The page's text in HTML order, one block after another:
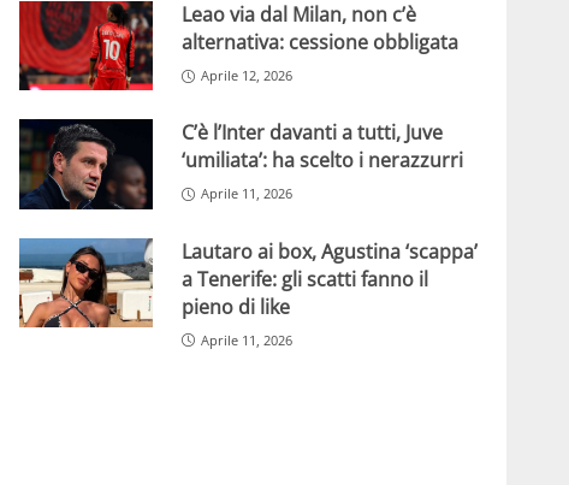
Leao via dal Milan, non c’è
alternativa: cessione obbligata
Aprile 12, 2026
C’è l’Inter davanti a tutti, Juve
‘umiliata’: ha scelto i nerazzurri
Aprile 11, 2026
Lautaro ai box, Agustina ‘scappa’
a Tenerife: gli scatti fanno il
pieno di like
Aprile 11, 2026